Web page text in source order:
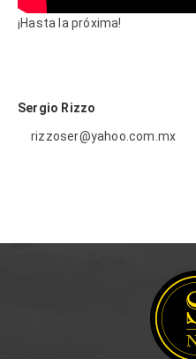
¡Hasta la próxima!
Sergio Rizzo
rizzoser@yahoo.com.mx